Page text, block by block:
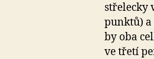
střelecky
punktů) a
by oba
ve třetí